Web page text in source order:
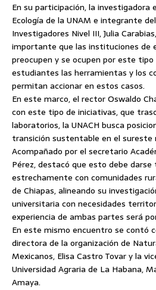
En su participación, la
Ecología de la UNAM e integrante
Investigadores Nivel III, Julia
importante que las instituciones de
preocupen y se ocupen por este
estudiantes las herramientas y los
permitan accionar en estos casos.
En este marco, el rector Oswaldo
con este tipo de iniciativas, que
laboratorios, la UNACH busca
transición sustentable en el sureste
Acompañado por el secretario
Pérez, destacó que esto debe darse
estrechamente con comunidades
de Chiapas, alineando su
universitaria con necesidades
experiencia de ambas partes será
En este mismo encuentro se contó
directora de la organización de
Mexicanos, Elisa Castro Tovar y la
Universidad Agraria de La Habana,
Amaya.